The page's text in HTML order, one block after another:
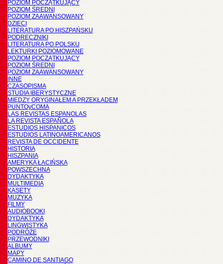
POZIOM POCZĄTKUJĄCY
POZIOM ŚREDNI
POZIOM ZAAWANSOWANY
DZIECI
LITERATURA PO HISZPAŃSKU
PODRĘCZNIKI
LITERATURA PO POLSKU
LEKTURKI POZIOMOWANE
POZIOM POCZĄTKUJĄCY
POZIOM ŚREDNI
POZIOM ZAAWANSOWANY
INNE
CZASOPISMA
STUDIA IBERYSTYCZNE
MIĘDZY ORYGINAŁEM A PRZEKŁADEM
PUNTOyCOMA
LAS REVISTAS ESPANOLAS
LA REVISTA ESPAÑOLA
ESTUDIOS HISPANICOS
ESTUDIOS LATINOAMERICANOS
REVISTA DE OCCIDENTE
HISTORIA
HISZPANIA
AMERYKA ŁACIŃSKA
POWSZECHNA
DYDAKTYKA
MULTIMEDIA
KASETY
MUZYKA
FILMY
AUDIOBOOKI
DYDAKTYKA
LINGWISTYKA
PODRÓŻE
PRZEWODNIKI
ALBUMY
MAPY
CAMINO DE SANTIAGO